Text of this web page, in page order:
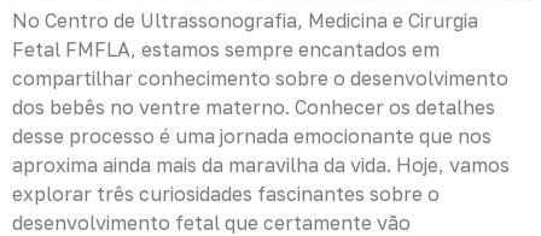
No Centro de Ultrassonografia, Medicina e Cirurgia
Fetal FMFLA, estamos sempre encantados em
compartilhar conhecimento sobre o desenvolvimento
dos bebês no ventre materno. Conhecer os detalhes
desse processo é uma jornada emocionante que nos
aproxima ainda mais da maravilha da vida. Hoje, vamos
explorar três curiosidades fascinantes sobre o
desenvolvimento fetal que certamente vão